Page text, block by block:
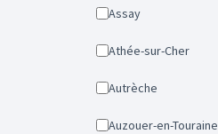
Assay
Athée-sur-Cher
Autrèche
Auzouer-en-Touraine